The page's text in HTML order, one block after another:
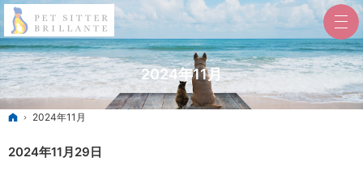
2024年11月
ホーム
2024年11月
2024年11月29日